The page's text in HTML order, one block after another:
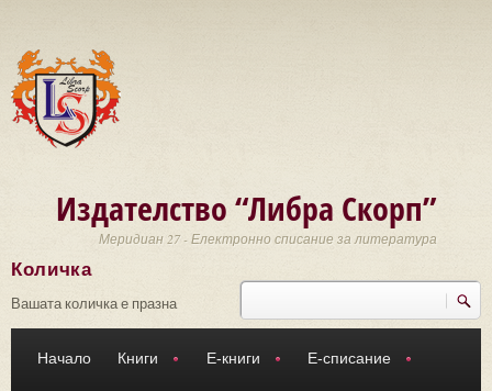
Издателство “Либра Скорп”
Меридиан 27 - Електронно списание за литература
Търси
Количка
Вашата количка е празна
Начало Книги Е-книги Е-списание